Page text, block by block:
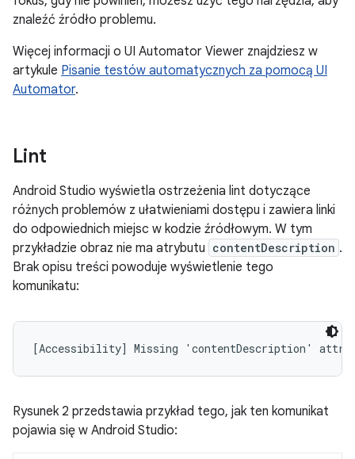
znaleźć źródło problemu.
Więcej informacji o UI Automator Viewer znajdziesz w
artykule Pisanie testów automatycznych za pomocą UI
Automator.
Lint
Android Studio wyświetla ostrzeżenia lint dotyczące
różnych problemów z ułatwieniami dostępu i zawiera linki
do odpowiednich miejsc w kodzie źródłowym. W tym
przykładzie obraz nie ma atrybutu contentDescription .
Brak opisu treści powoduje wyświetlenie tego
komunikatu:
Rysunek 2 przedstawia przykład tego, jak ten komunikat
pojawia się w Android Studio: